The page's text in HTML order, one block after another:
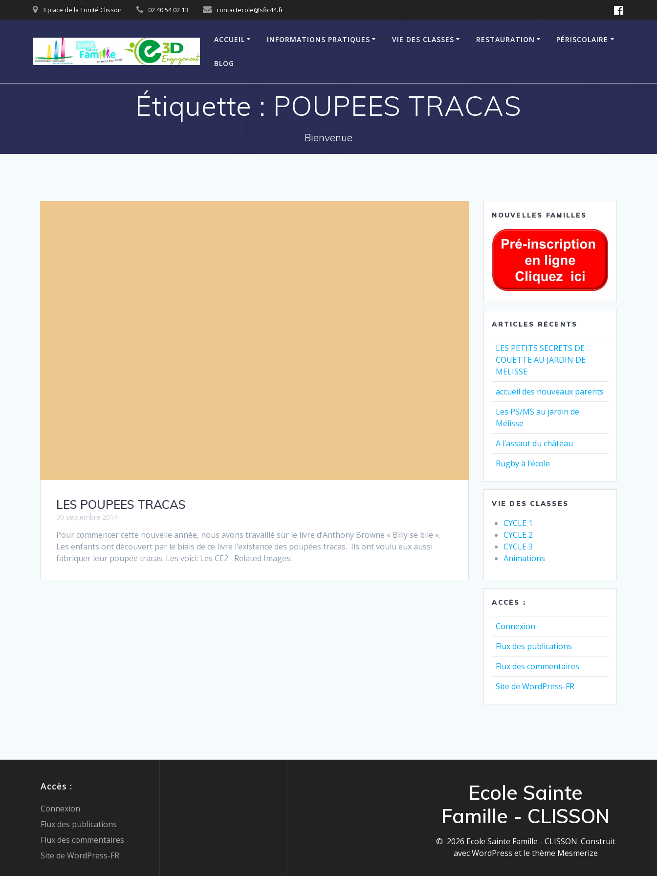
3 place de la Trinité Clisson 02 40 54 02 13 contactecole@sfic44.fr
ACCUEIL INFORMATIONS PRATIQUES VIE DES CLASSES RESTAURATION PÉRISCOLAIRE
BLOG
Étiquette : POUPEES TRACAS
Bienvenue
LES POUPEES TRACAS
30 septembre 2014
Pour commencer cette nouvelle année, nous avons travaillé sur le livre d’Anthony Browne « Billy se bile ».
Les enfants ont découvert par le biais de ce livre l’existence des poupées tracas. Ils ont voulu eux aussi
fabriquer leur poupée tracas. Les voici: Les CE2 Related Images:
NOUVELLES FAMILLES
ARTICLES RÉCENTS
LES PETITS SECRETS DE
COUETTE AU JARDIN DE
MELISSE
accueil des nouveaux parents
Les PS/MS au jardin de
Mélisse
A l’assaut du château
Rugby à l’école
VIE DES CLASSES
CYCLE 1
CYCLE 2
CYCLE 3
Animations
ACCÈS :
Connexion
Flux des publications
Flux des commentaires
Site de WordPress-FR
Accès :
Connexion
Flux des publications
Flux des commentaires
Site de WordPress-FR
Ecole Sainte
Famille - CLISSON
© 2026 Ecole Sainte Famille - CLISSON. Construit
avec WordPress et le thème Mesmerize